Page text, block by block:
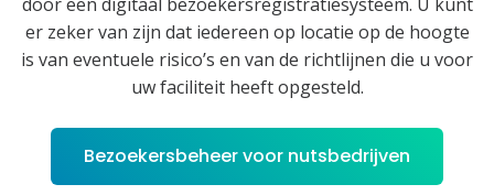
er zeker van zijn dat iedereen op locatie op de hoogte
is van eventuele risico’s en van de richtlijnen die u voor
uw faciliteit heeft opgesteld.
Bezoekersbeheer voor nutsbedrijven